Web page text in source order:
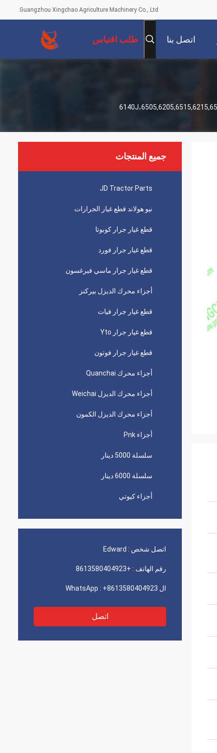
Guangzhou Xingchao Agriculture Machinery Co., Ltd.
اتصل بنا طلب اقتباس
جميع المنتجات
JD Tractor Parts
نيو هولاند قطع غيار الجرارات
قطع غيار جرار كوبوتا
قطع غيار جرار فورد
قطع غيار جرار ماسي فيرغسون
أجزاء محرك الديزل بيركنز
قطع غيار جرار فيات
قطع غيار جرار Yto
قطع غيار جرار فوتون
أجزاء محرك Quanchai
أجزاء محرك الديزل Weichai
أجزاء محرك الديزل الكمون
أجزاء Pnk
سلسلة 5000 دينار
سلسلة 6000 دينار
أجزاء كيوتي
اتصل شخص : Edward
رقم الهاتف : +8613580404923
ال WhatsApp : +8613580404923
اتصل